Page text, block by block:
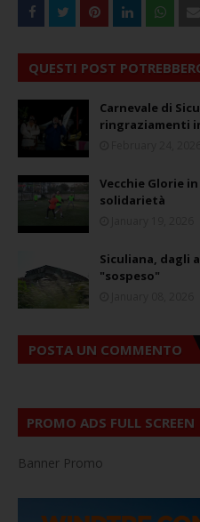
QUESTI POST
Carnevale di
ringraziamenti
Vecchie Glorie
solidarietà
Siculiana, dagli
"sospeso"
POSTA UN COMMENTO
PROMO ADS FULL SCREEN
Banner Promo